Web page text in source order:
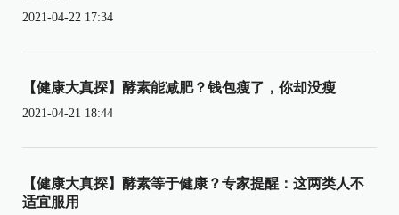
2021-04-22 17:34
【健康大真探】酵素能减肥？钱包瘦了，你却没瘦
2021-04-21 18:44
【健康大真探】酵素等于健康？专家提醒：这两类人不
适宜服用